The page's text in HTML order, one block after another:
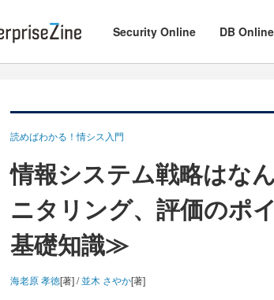
Security Online DB Online
読めばわかる！情シス入門
情報システム戦略はな
ニタリング、評価のポ
基礎知識≫
海老原 孝徳[著] /並木 さやか[著]